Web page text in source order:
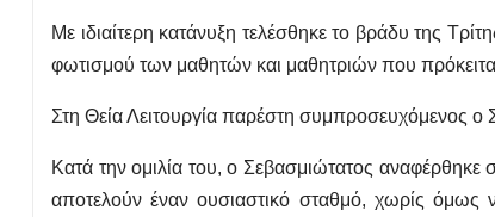
Με ιδιαίτερη κατάνυξη τελέσθηκε το βράδυ της
φωτισμού των μαθητών και μαθητριών που
Στη Θεία Λειτουργία παρέστη συμπροσευχόμενος
Κατά την ομιλία του, ο Σεβασμιώτατος αναφέρθηκε
αποτελούν έναν ουσιαστικό σταθμό, χωρίς όμως